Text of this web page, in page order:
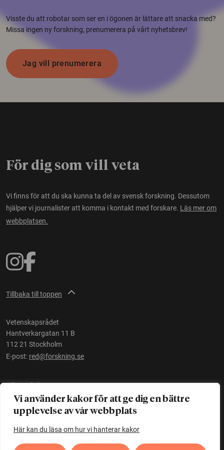
Vi använder kakor för att ge dig en bättre
upplevelse av vår webbplats
Här kan du läsa om hur vi hanterar kakor
Visste du att robotar som ser en i ögonen är lättare att snacka med?
Missa ingen ny forskning, prenumerera på vårt nyhetsbrev!
Jag vill prenumerera
För dig som vill veta
Vi finns för att du ska kunna ta del av svensk forskning. Dessutom
hjälper vi journalister att komma i kontakt med forskare. Läs mer om
webbplatsen.
Tillbaka till toppen
Vetenskapsrådet
Hantverkargatan 11 B
112 21 Stockholm
E-post: red@forskning.se
Tillgänglighet
Ett initiativ avVetenskapsrådet